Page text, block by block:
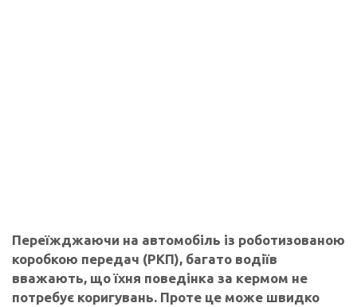
Переїжджаючи на автомобіль із роботизованою
коробкою передач (РКП), багато водіїв
вважають, що їхня поведінка за кермом не
потребує коригувань. Проте це може швидко